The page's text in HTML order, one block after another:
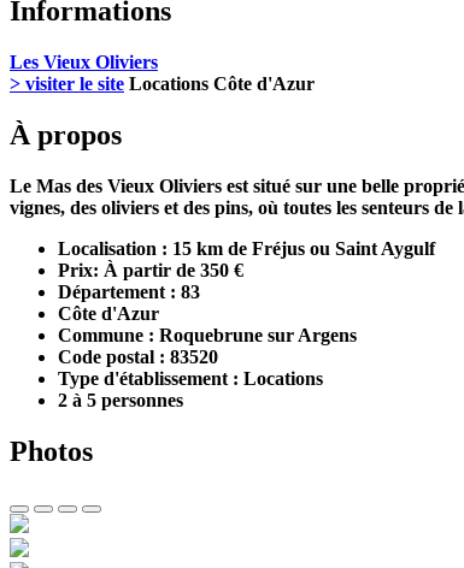
Informations
Les Vieux Oliviers
> visiter le site Locations Côte d'Azur
À propos
Le Mas des Vieux Oliviers est situé sur une belle
vignes, des oliviers et des pins, où toutes les senteurs
Localisation : 15 km de Fréjus ou Saint Aygulf
Prix: À partir de 350 €
Département : 83
Côte d'Azur
Commune : Roquebrune sur Argens
Code postal : 83520
Type d'établissement : Locations
2 à 5 personnes
Photos